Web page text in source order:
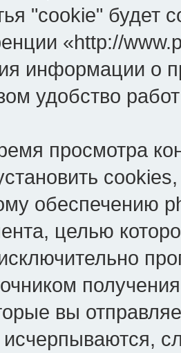
"cookie" будет
«http://
информации о
удобство
просмотра
обеспечению
целью
вы
исчерпываются,